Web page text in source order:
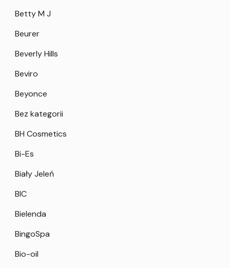
Betty M J
Beurer
Beverly Hills
Beviro
Beyonce
Bez kategorii
BH Cosmetics
Bi-Es
Biały Jeleń
BIC
Bielenda
BingoSpa
Bio-oil